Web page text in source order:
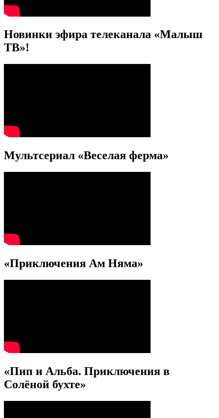
Новинки эфира телеканала «Малыш
ТВ»!
Мультсериал «Веселая ферма»
«Приключения Ам Няма»
«Пип и Альба. Приключения в
Солёной бухте»